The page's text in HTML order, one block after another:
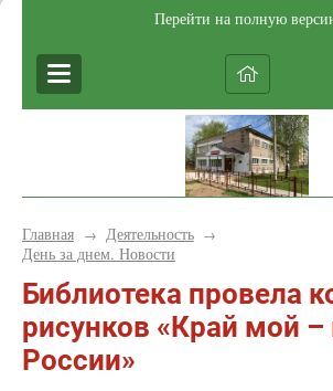
Перейти на полную
Главная → Деятельность →
День за днем. Новости
Библиотека провела
рисунков «Край мой –
России»